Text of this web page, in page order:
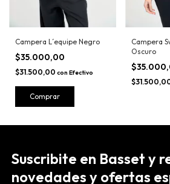
Campera L´equipe Negro
$35.000,00
$31.500,00 con Efectivo
Comprar
Campera
Oscuro
Suscribite en Basset y
novedades y ofertas